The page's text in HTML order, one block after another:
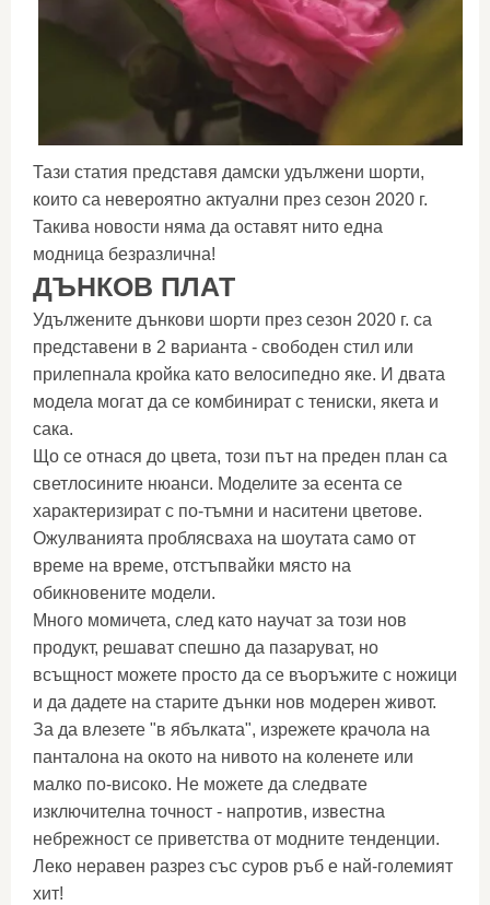
Тази статия представя дамски удължени шорти,
които са невероятно актуални през сезон 2020 г.
Такива новости няма да оставят нито една
модница безразлична!
ДЪНКОВ ПЛАТ
Удължените дънкови шорти през сезон 2020 г. са
представени в 2 варианта - свободен стил или
прилепнала кройка като велосипедно яке. И двата
модела могат да се комбинират с тениски, якета и
сака.
Що се отнася до цвета, този път на преден план са
светлосините нюанси. Моделите за есента се
характеризират с по-тъмни и наситени цветове.
Ожулванията проблясваха на шоутата само от
време на време, отстъпвайки място на
обикновените модели.
Много момичета, след като научат за този нов
продукт, решават спешно да пазаруват, но
всъщност можете просто да се въоръжите с ножици
и да дадете на старите дънки нов модерен живот.
За да влезете "в ябълката", изрежете крачола на
панталона на окото на нивото на коленете или
малко по-високо. Не можете да следвате
изключителна точност - напротив, известна
небрежност се приветства от модните тенденции.
Леко неравен разрез със суров ръб е най-големият
хит!